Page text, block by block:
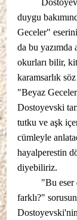
duygu
Geceler"
da bu yazımda
okurları bilir,
karamsarlık
"Beyaz
Dostoyevski
tutku ve aşk
cümleyle
hayalperestin
diyebiliriz.
farklı?"